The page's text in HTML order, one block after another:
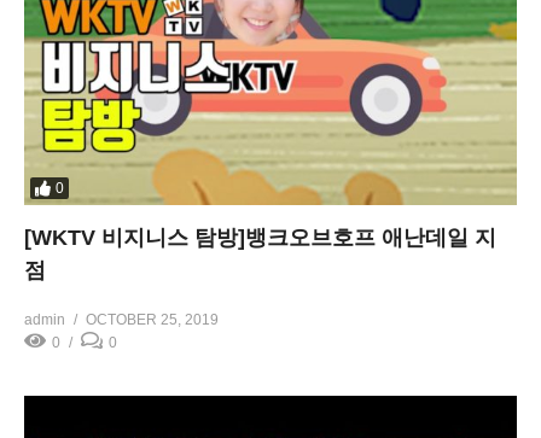
0
[WKTV 비지니스 탐방]뱅크오브호프 애난데일 지
점
admin
OCTOBER 25, 2019
0
0